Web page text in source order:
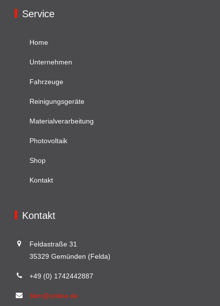
Service
Home
Unternehmen
Fahrzeuge
Reinigungsgeräte
Materialverarbeitung
Photovoltaik
Shop
Kontakt
Kontakt
Feldastraße 31
35329 Gemünden (Felda)
+49 (0) 1742442887
bkm@online.de